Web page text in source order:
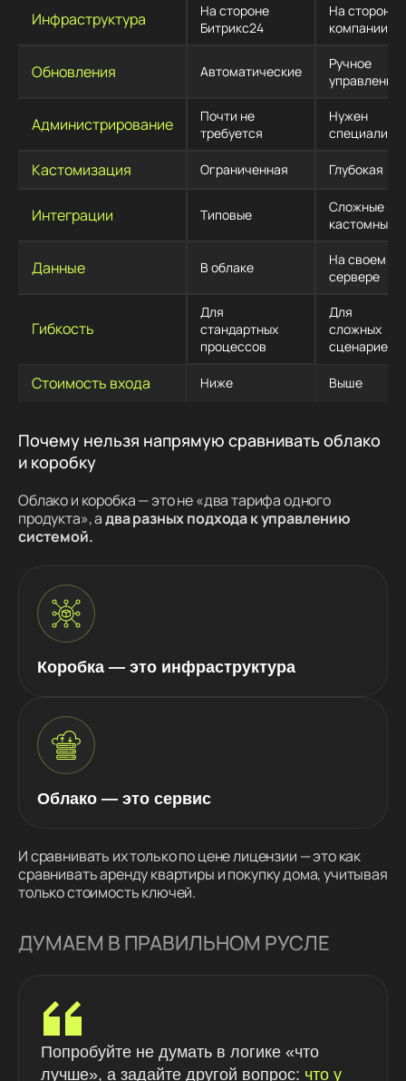
Инфраструктура
На стороне
Битрикс24
На стороне
компании
Обновления Автоматические
Ручное
управление
Администрирование
Почти не
требуется
Нужен
специалист
Кастомизация Ограниченная Глубокая
Интеграции Типовые
Сложные и
кастомные
Данные В облаке
На своем
сервере
Гибкость
Для
стандартных
процессов
Для
сложных
сценариев
Стоимость входа Ниже Выше
Почему нельзя напрямую сравнивать облако
и коробку
Облако и коробка — это не «два тарифа одного
продукта», адва разных подхода к управлению
системой.
Коробка — это инфраструктура
Облако — это сервис
И сравнивать их только по цене лицензии — это как
сравнивать аренду квартиры и покупку дома, учитывая
только стоимость ключей.
ДУМАЕМ В ПРАВИЛЬНОМ РУСЛЕ
Попробуйте не думать в логике «что
лучше», а задайте другой вопрос: что у